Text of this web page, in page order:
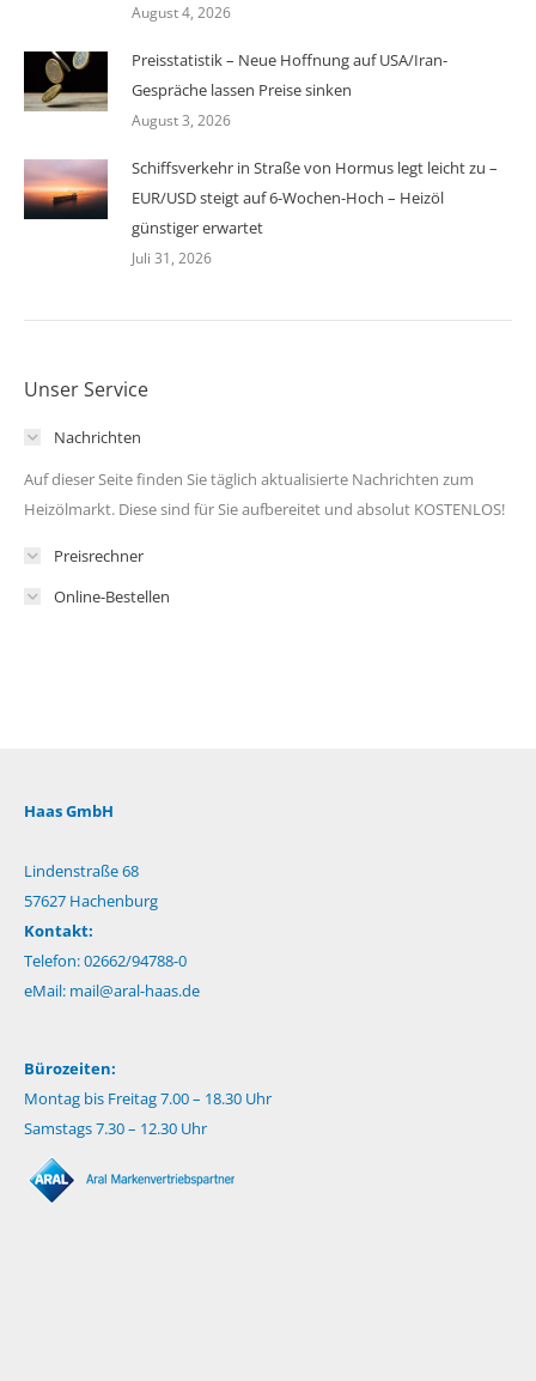
August 4, 2026
Preisstatistik – Neue Hoffnung auf USA/Iran-
Gespräche lassen Preise sinken
August 3, 2026
Schiffsverkehr in Straße von Hormus legt leicht zu –
EUR/USD steigt auf 6-Wochen-Hoch – Heizöl
günstiger erwartet
Juli 31, 2026
Unser Service
Nachrichten
Auf dieser Seite finden Sie täglich aktualisierte Nachrichten zum
Heizölmarkt. Diese sind für Sie aufbereitet und absolut KOSTENLOS!
Preisrechner
Online-Bestellen
Haas GmbH
Lindenstraße 68
57627 Hachenburg
Kontakt:
Telefon: 02662/94788-0
eMail: mail@aral-haas.de
Bürozeiten:
Montag bis Freitag 7.00 – 18.30 Uhr
Samstags 7.30 – 12.30 Uhr